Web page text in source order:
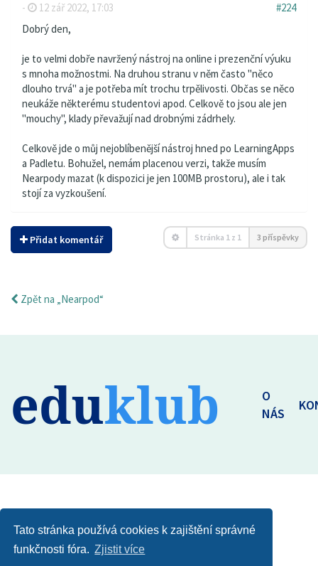
Tato stránka používá cookies k zajištění správné
funkčnosti fóra. Zjistit více
-
12 zář 2022, 17:03
#224
Dobrý den,
je to velmi dobře navržený nástroj na online i prezenční výuku
s mnoha možnostmi. Na druhou stranu v něm často "něco
dlouho trvá" a je potřeba mít trochu trpělivosti. Občas se něco
neukáže některému studentovi apod. Celkově to jsou ale jen
"mouchy", klady převažují nad drobnými zádrhely.
Celkově jde o můj nejoblíbenější nástroj hned po LearningApps
a Padletu. Bohužel, nemám placenou verzi, takže musím
Nearpody mazat (k dispozici je jen 100MB prostoru), ale i tak
stojí za vyzkoušení.
Přidat komentář Stránka 1 z 1 3 příspěvky
Zpět na „Nearpod“
eduklub
O
NÁS